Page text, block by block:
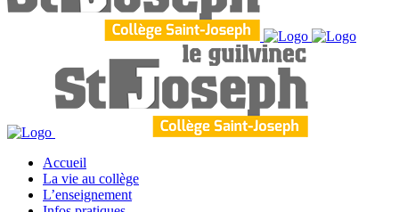
Accueil
La vie au collège
L’enseignement